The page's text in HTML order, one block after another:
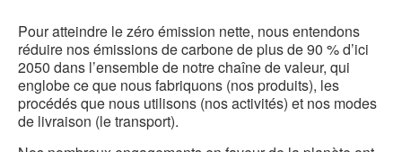
Pour atteindre le zéro émission nette, nous entendons
réduire nos émissions de carbone de plus de 90 % d’ici
2050 dans l’ensemble de notre chaîne de valeur, qui
englobe ce que nous fabriquons (nos produits), les
procédés que nous utilisons (nos activités) et nos modes
de livraison (le transport).